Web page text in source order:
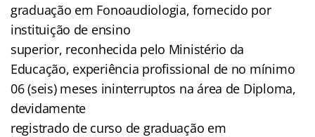
graduação em Fonoaudiologia, fornecido por
instituição de ensino
superior, reconhecida pelo Ministério da
Educação, experiência profissional de no mínimo
06 (seis) meses ininterruptos na área de Diploma,
devidamente
registrado de curso de graduação em